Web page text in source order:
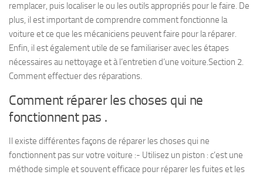
remplacer, puis localiser le ou les outils appropriés pour le faire. De
plus, il est important de comprendre comment fonctionne la
voiture et ce que les mécaniciens peuvent faire pour la réparer.
Enfin, il est également utile de se familiariser avec les étapes
nécessaires au nettoyage et à l’entretien d’une voiture.Section 2.
Comment effectuer des réparations.
Comment réparer les choses qui ne
fonctionnent pas .
Il existe différentes façons de réparer les choses qui ne
fonctionnent pas sur votre voiture :- Utilisez un piston : c’est une
méthode simple et souvent efficace pour réparer les fuites et les